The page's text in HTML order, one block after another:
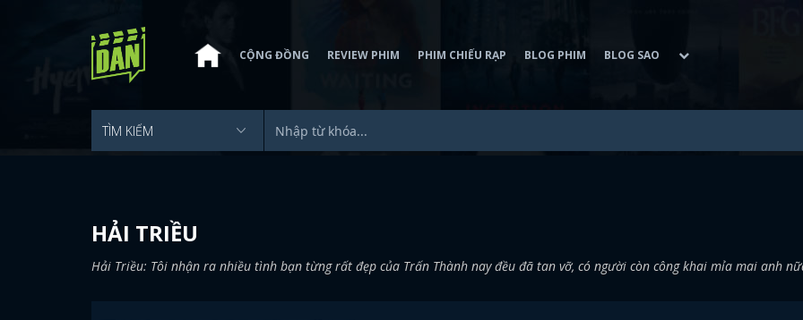
CỘNG ĐỒNG REVIEW PHIM PHIM CHIẾU RẠP BLOG PHIM BLOG SAO
HẢI TRIỀU
Hải Triều: Tôi nhận ra nhiều tình bạn từng rất đẹp của Trấn Thành nay đều đã tan vỡ, có người còn công khai mỉa mai anh